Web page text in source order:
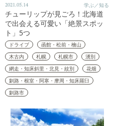
2021.05.14 学ぶ／知る
チューリップが見ごろ！北海道
で出会える可愛い「絶景スポッ
ト」5つ
ドライブ
函館・松前・檜山
木古内
札幌 札幌市
湧別
網走・知床斜里・北見・紋別
花畑
釧路・根室・阿寒・摩周・知床羅臼
釧路市